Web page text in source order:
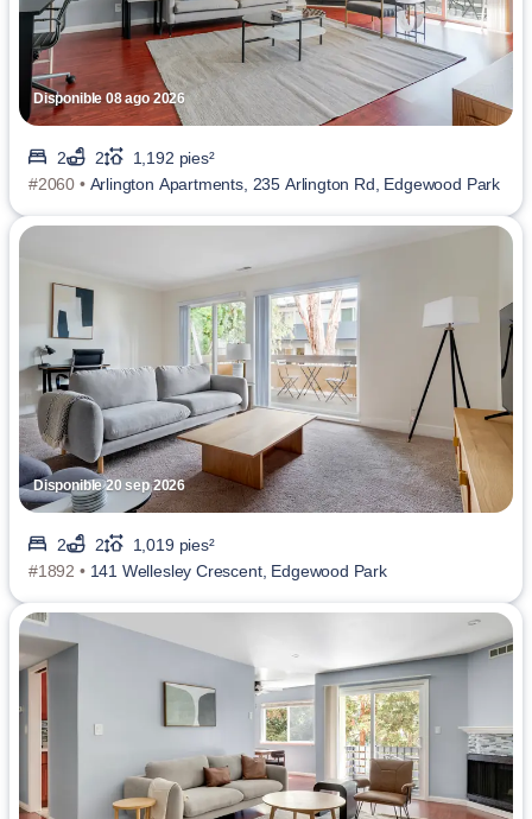
Disponible 08 ago 2026
2 2
1,192 pies²
#2060 • Arlington Apartments, 235 Arlington Rd, Edgewood Park
Disponible 20 sep 2026
2 2
1,019 pies²
#1892 • 141 Wellesley Crescent, Edgewood Park